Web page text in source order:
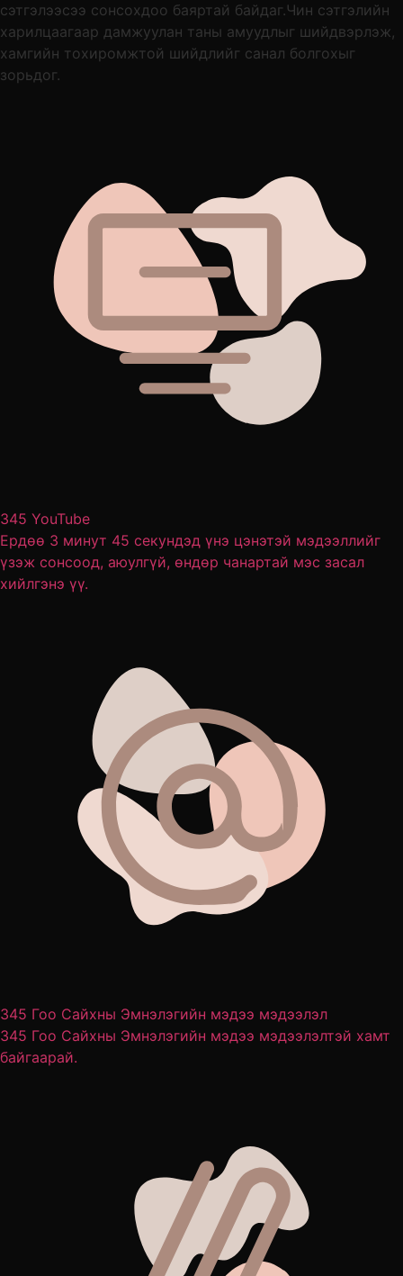
сэтгэлээсээ сонсохдоо баяртай байдаг.Чин сэтгэлийн
харилцаагаар дамжуулан таны амуудлыг шийдвэрлэж,
хамгийн тохиромжтой шийдлийг санал болгохыг
зорьдог.
345 YouTube
Ердөө 3 минут 45 секундэд үнэ цэнэтэй мэдээллийг
үзэж сонсоод, аюулгүй, өндөр чанартай мэс засал
хийлгэнэ үү.
345 Гоо Сайхны Эмнэлэгийн мэдээ мэдээлэл
345 Гоо Сайхны Эмнэлэгийн мэдээ мэдээлэлтэй хамт
байгаарай.